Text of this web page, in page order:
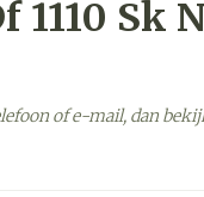
1110 Sk
of e-mail, dan